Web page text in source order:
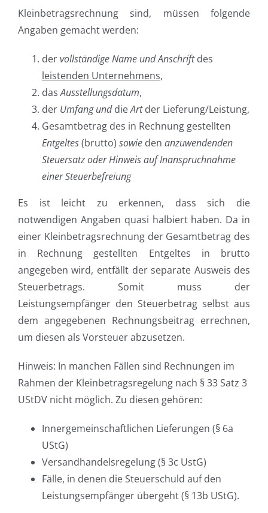
Kleinbetragsrechnung sind, müssen folgende
Angaben gemacht werden:
dervollständige Name und Anschriftdes
leistenden Unternehmens,
dasAusstellungsdatum,
der Umfang unddieArtder Lieferung/Leistung,
Gesamtbetrag des in Rechnung gestellten
Entgeltes(brutto) sowieden anzuwendenden
Steuersatz oder Hinweis auf Inanspruchnahme
einer Steuerbefreiung
Es ist leicht zu erkennen, dass sich die
notwendigen Angaben quasi halbiert haben. Da in
einer Kleinbetragsrechnung der Gesamtbetrag des
in Rechnung gestellten Entgeltes in brutto
angegeben wird, entfällt der separate Ausweis des
Steuerbetrags. Somit muss der
Leistungsempfänger den Steuerbetrag selbst aus
dem angegebenen Rechnungsbeitrag errechnen,
um diesen als Vorsteuer abzusetzen.
Hinweis: In manchen Fällen sind Rechnungen im
Rahmen der Kleinbetragsregelung nach § 33 Satz 3
UStDV nicht möglich. Zu diesen gehören:
Innergemeinschaftlichen Lieferungen (§ 6a
UStG)
Versandhandelsregelung (§ 3c UstG)
Fälle, in denen die Steuerschuld auf den
Leistungsempfänger übergeht (§ 13b UStG).